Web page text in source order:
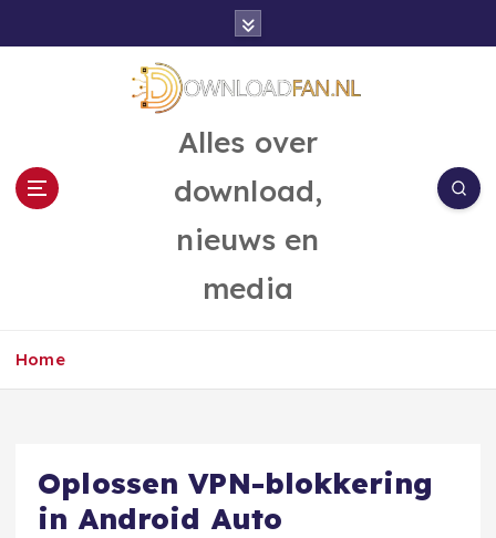
Alles over
download,
nieuws en
media
Home
Oplossen VPN-blokkering
in Android Auto